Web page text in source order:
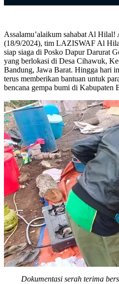
Assalamu’alaikum sahabat Al
(18/9/2024), tim LAZISWAF Al
siap siaga di Posko Dapur Darurat
yang berlokasi di Desa Cihawuk,
Bandung, Jawa Barat. Hingga hari
terus memberikan bantuan untuk
bencana gempa bumi di Kabupaten
Dokumentasi serah terima